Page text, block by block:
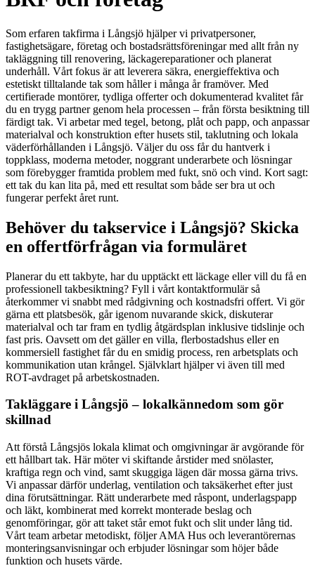
Som erfaren takfirma i Långsjö hjälper vi privatpersoner,
fastighetsägare, företag och bostadsrättsföreningar med allt från ny
takläggning till renovering, läckagereparationer och planerat
underhåll. Vårt fokus är att leverera säkra, energieffektiva och
estetiskt tilltalande tak som håller i många år framöver. Med
certifierade montörer, tydliga offerter och dokumenterad kvalitet får
du en trygg partner genom hela processen – från första besiktning till
färdigt tak. Vi arbetar med tegel, betong, plåt och papp, och anpassar
materialval och konstruktion efter husets stil, taklutning och lokala
väderförhållanden i Långsjö. Väljer du oss får du hantverk i
toppklass, moderna metoder, noggrant underarbete och lösningar
som förebygger framtida problem med fukt, snö och vind. Kort sagt:
ett tak du kan lita på, med ett resultat som både ser bra ut och
fungerar perfekt året runt.
Behöver du takservice i Långsjö? Skicka
en offertförfrågan via formuläret
Planerar du ett takbyte, har du upptäckt ett läckage eller vill du få en
professionell takbesiktning? Fyll i vårt kontaktformulär så
återkommer vi snabbt med rådgivning och kostnadsfri offert. Vi gör
gärna ett platsbesök, går igenom nuvarande skick, diskuterar
materialval och tar fram en tydlig åtgärdsplan inklusive tidslinje och
fast pris. Oavsett om det gäller en villa, flerbostadshus eller en
kommersiell fastighet får du en smidig process, ren arbetsplats och
kommunikation utan krångel. Självklart hjälper vi även till med
ROT-avdraget på arbetskostnaden.
Takläggare i Långsjö – lokalkännedom som gör
skillnad
Att förstå Långsjös lokala klimat och omgivningar är avgörande för
ett hållbart tak. Här möter vi skiftande årstider med snölaster,
kraftiga regn och vind, samt skuggiga lägen där mossa gärna trivs.
Vi anpassar därför underlag, ventilation och taksäkerhet efter just
dina förutsättningar. Rätt underarbete med råspont, underlagspapp
och läkt, kombinerat med korrekt monterade beslag och
genomföringar, gör att taket står emot fukt och slit under lång tid.
Vårt team arbetar metodiskt, följer AMA Hus och leverantörernas
monteringsanvisningar och erbjuder lösningar som höjer både
funktion och husets värde.